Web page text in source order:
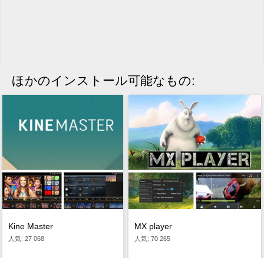
ほかのインストール可能なもの:
Kine Master
人気: 27 068
MX player
人気: 70 265